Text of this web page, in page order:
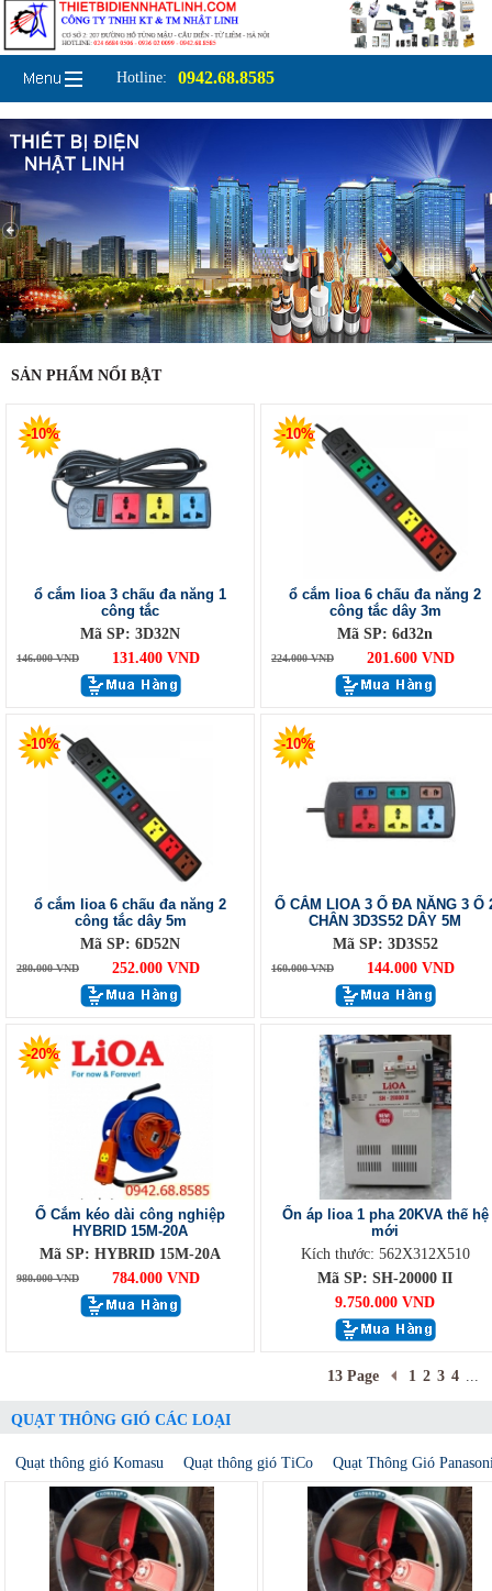
Hotline: 0942.68.8585
SẢN PHẨM NỔI BẬT
-10%
ổ cắm lioa 3 chấu đa năng 1
công tắc
Mã SP: 3D32N
146.000 VND 131.400 VND
-10%
ổ cắm lioa 6 chấu đa năng 2
công tắc dây 3m
Mã SP: 6d32n
224.000 VND 201.600 VND
-10%
ổ cắm lioa 6 chấu đa năng 2
công tắc dây 5m
Mã SP: 6D52N
280.000 VND 252.000 VND
-10%
Ổ CẮM LIOA 3 Ổ ĐA NĂNG 3 Ổ
CHÂN 3D3S52 DÂY 5M
Mã SP: 3D3S52
160.000 VND 144.000 VND
-20%
Ổ Cắm kéo dài công nghiệp
HYBRID 15M-20A
Mã SP: HYBRID 15M-20A
980.000 VND 784.000 VND
Ổn áp lioa 1 pha 20KVA thế hệ
mới
Kích thước: 562X312X510
Mã SP: SH-20000 II
9.750.000 VND
13 Page 1 2 3 4 ...
QUẠT THÔNG GIÓ CÁC LOẠI
Quạt thông gió Komasu Quạt thông gió TiCo Quạt Thông Gió